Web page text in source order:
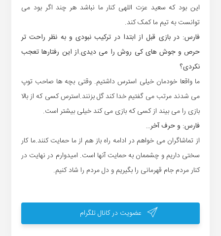
این بود که سعید عزت اللهی کنار ما نباشد هر چند اگر بود می
توانست به تیم ما کمک کند.
فارس: در بازی قبل از ابتدا در ترکیب نبودی و به نظر راحت تر
حرص و جوش های کی روش را می دیدی.از این رفتارها تعجب
نکردی؟
ما واقعا خودمان خیلی استرس داشتیم. وقتی بچه ها صاحب توپ
می شدند مرتب می گفتیم خدا کند گل بزنند.استرس کسی که از بالا
بازی را می بیند از کسی که بازی می کند خیلی بیشتر است.
فارس: و حرف آخر…
از تماشاگران می خواهم در ادامه راه باز هم از ما حمایت کنند.ما کار
سختی داریم و چشممان به حمایت آنها است. امیدوارم در نهایت در
کنار مردم جام قهرمانی را بگیریم و دل مردم را شاد کنیم.
عضویت در کانال تلگرام